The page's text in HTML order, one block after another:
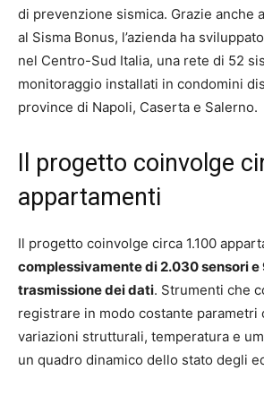
di prevenzione sismica. Grazie anche
al Sisma Bonus, l’azienda ha
nel Centro-Sud Italia, una rete di 52
monitoraggio installati in condomini
province di Napoli, Caserta e Salerno.
Il progetto coinvolge
appartamenti
Il progetto coinvolge circa 1.100
complessivamente di 2.030 sensori
trasmissione dei dati. Strumenti che
registrare in modo costante parametri
variazioni strutturali, temperatura e
un quadro dinamico dello stato degli